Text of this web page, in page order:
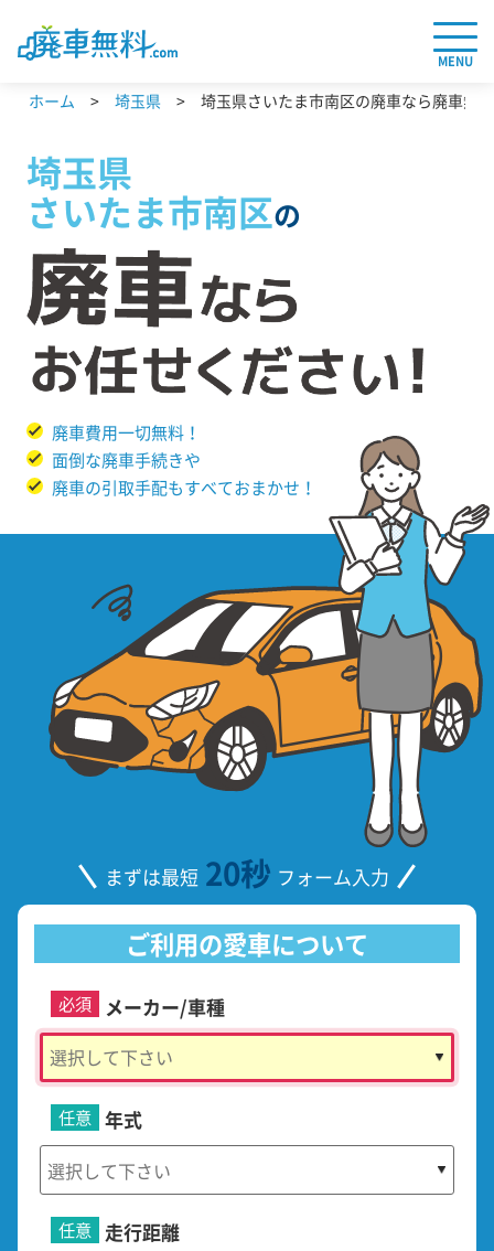
MENU
ホーム 埼玉県 埼玉県さいたま市南区の廃車なら廃車無
埼玉県
さいたま市南区の
廃車費用一切無料！
面倒な廃車手続きや
廃車の引取手配もすべておまかせ！
まずは最短 20秒 フォーム入力
ご利用の愛車について
メーカー/車種
必須
年式
任意
走行距離
任意